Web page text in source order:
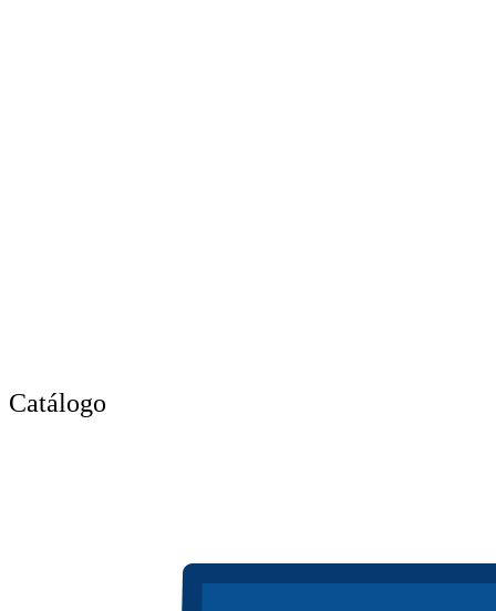
Catálogo